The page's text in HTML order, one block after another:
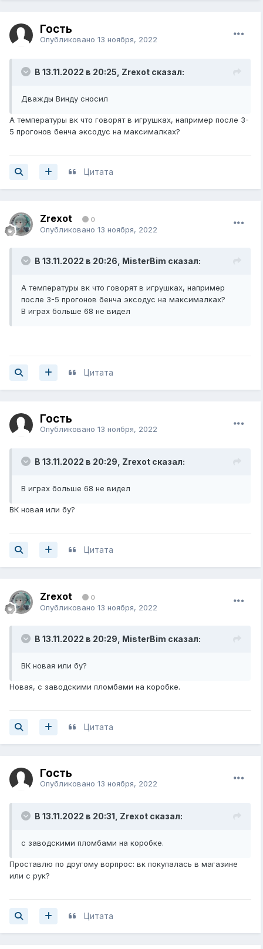
Гость
Опубликовано 13 ноября, 2022
В 13.11.2022 в 20:25, Zrexot сказал:
Дважды Винду сносил
А температуры вк что говорят в игрушках, например после 3-
5 прогонов бенча эксодус на максималках?
Цитата
Zrexot 0
Опубликовано 13 ноября, 2022
В 13.11.2022 в 20:26, MisterBim сказал:
А температуры вк что говорят в игрушках, например
после 3-5 прогонов бенча эксодус на максималках?
В играх больше 68 не видел
Цитата
Гость
Опубликовано 13 ноября, 2022
В 13.11.2022 в 20:29, Zrexot сказал:
В играх больше 68 не видел
ВК новая или бу?
Цитата
Zrexot 0
Опубликовано 13 ноября, 2022
В 13.11.2022 в 20:29, MisterBim сказал:
ВК новая или бу?
Новая, с заводскими пломбами на коробке.
Цитата
Гость
Опубликовано 13 ноября, 2022
В 13.11.2022 в 20:31, Zrexot сказал:
с заводскими пломбами на коробке.
Проставлю по другому ворпрос: вк покупалась в магазине
или с рук?
Цитата